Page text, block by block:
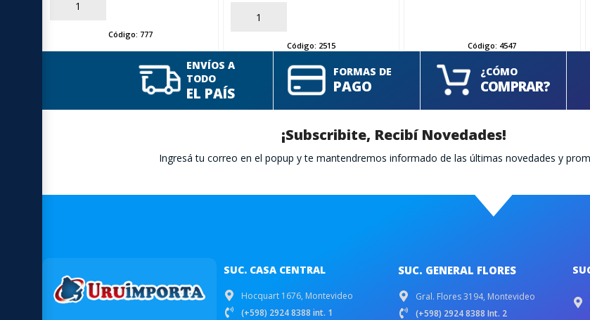
AÑADIR
Código: 777
AÑADIR
Código: 2515 Código: 4547
ENVÍOS A
TODO
EL PAÍS
FORMAS DE
PAGO
¿CÓMO
COMPRAR?
¡Subscribite, Recibí Novedades!
Ingresá tu correo en el popup y te mantendremos informado de las últimas novedades y
SUC. CASA CENTRAL
Hocquart 1676, Montevideo
(+598) 2924 8388 int. 1
SUC. GENERAL FLORES
Gral. Flores 3194, Montevideo
(+598) 2924 8388 Int. 2